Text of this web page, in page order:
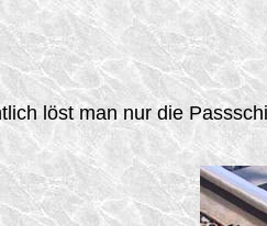
löst man nur die